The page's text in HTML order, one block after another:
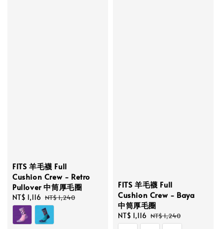
FITS 羊毛襪 Full
Cushion Crew - Retro
Pullover 中筒厚毛圈
Sale
price
NT$ 1,116 Regular
price
NT$ 1,240
FITS 羊毛襪 Full
Cushion Crew - Baya
中筒厚毛圈
Sale
price
NT$ 1,116 Regular
price
NT$ 1,240